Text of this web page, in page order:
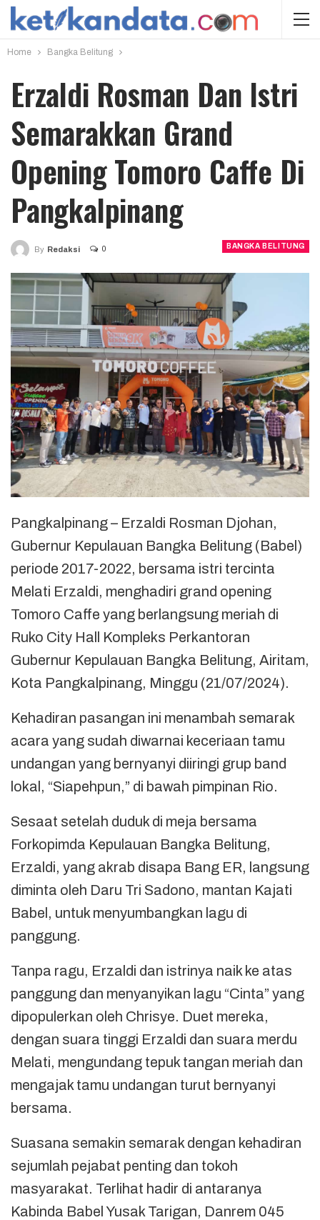
Home Bangka Belitung
Erzaldi Rosman Dan Istri
Semarakkan Grand
Opening Tomoro Caffe Di
Pangkalpinang
BANGKA BELITUNG
By Redaksi 0
Pangkalpinang – Erzaldi Rosman Djohan,
Gubernur Kepulauan Bangka Belitung (Babel)
periode 2017-2022, bersama istri tercinta
Melati Erzaldi, menghadiri grand opening
Tomoro Caffe yang berlangsung meriah di
Ruko City Hall Kompleks Perkantoran
Gubernur Kepulauan Bangka Belitung, Airitam,
Kota Pangkalpinang, Minggu (21/07/2024).
Kehadiran pasangan ini menambah semarak
acara yang sudah diwarnai keceriaan tamu
undangan yang bernyanyi diiringi grup band
lokal, “Siapehpun,” di bawah pimpinan Rio.
Sesaat setelah duduk di meja bersama
Forkopimda Kepulauan Bangka Belitung,
Erzaldi, yang akrab disapa Bang ER, langsung
diminta oleh Daru Tri Sadono, mantan Kajati
Babel, untuk menyumbangkan lagu di
panggung.
Tanpa ragu, Erzaldi dan istrinya naik ke atas
panggung dan menyanyikan lagu “Cinta” yang
dipopulerkan oleh Chrisye. Duet mereka,
dengan suara tinggi Erzaldi dan suara merdu
Melati, mengundang tepuk tangan meriah dan
mengajak tamu undangan turut bernyanyi
bersama.
Suasana semakin semarak dengan kehadiran
sejumlah pejabat penting dan tokoh
masyarakat. Terlihat hadir di antaranya
Kabinda Babel Yusak Tarigan, Danrem 045